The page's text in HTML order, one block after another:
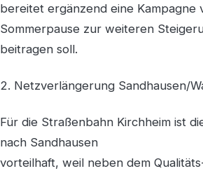
bereitet ergänzend eine Kampagne
Sommerpause zur weiteren
beitragen soll.
2. Netzverlängerung Sandhausen/
Für die Straßenbahn Kirchheim ist
nach Sandhausen
vorteilhaft, weil neben dem